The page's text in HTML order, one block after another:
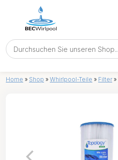
Home » Shop » Whirlpool-Teile » Filter »